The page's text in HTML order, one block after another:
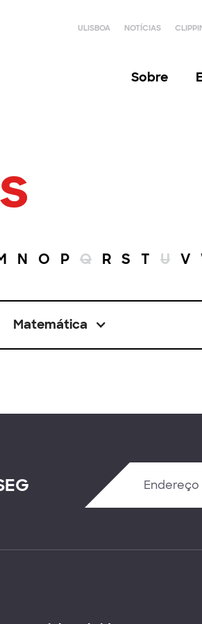
ULISBOA NOTÍCIAS
Sobre
N O P Q R S T U V
Matemática